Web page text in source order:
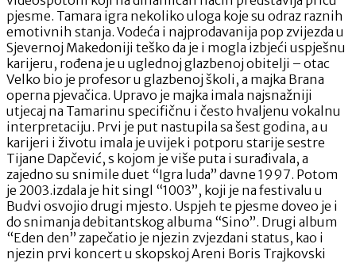
pjesme. Tamara igra nekoliko uloga koje su odraz raznih
emotivnih stanja. Vodeća i najprodavanija pop zvijezda u
Sjevernoj Makedoniji teško da je i mogla izbjeći uspješnu
karijeru, rođena je u uglednoj glazbenoj obitelji – otac
Velko bio je profesor u glazbenoj školi, a majka Brana
operna pjevačica. Upravo je majka imala najsnažniji
utjecaj na Tamarinu specifičnu i često hvaljenu vokalnu
interpretaciju. Prvi je put nastupila sa šest godina, a u
karijeri i životu imala je uvijek i potporu starije sestre
Tijane Dapčević, s kojom je više puta i surađivala, a
zajedno su snimile duet “Igra luda” davne 1997. Potom
je 2003.izdala je hit singl “1003”, koji je na festivalu u
Budvi osvojio drugi mjesto. Uspjeh te pjesme doveo je i
do snimanja debitantskog albuma “Sino”. Drugi album
“Eden den” zapečatio je njezin zvjezdani status, kao i
njezin prvi koncert u skopskoj Areni Boris Trajkovski